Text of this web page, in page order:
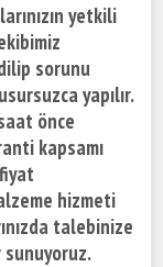
yetkili
sorunu
yapılır.
önce
kapsamı
hizmeti
talebinize